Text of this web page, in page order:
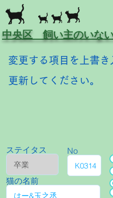
中央区 飼い主のいな
変更する項目を上書き
更新してください。
ステイタス No
猫の名前